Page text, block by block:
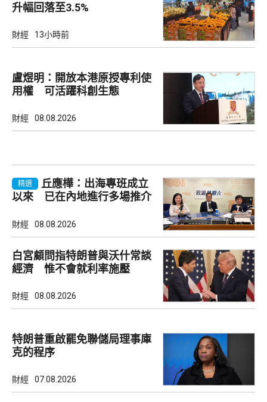
升幅回落至3.5%
財經 13小時前
盧煜明：開放本港原授專利使
用權 可活躍科創生態
財經 08.08.2026
精選
丘應樺：出海專班成立
以來 已在內地進行多場推介
財經 08.08.2026
白宮顧問指特朗普與沃什常談
經濟 惟不會就利率施壓
財經 08.08.2026
特朗普重啟罷免聯儲局理事庫
克的程序
財經 07.08.2026